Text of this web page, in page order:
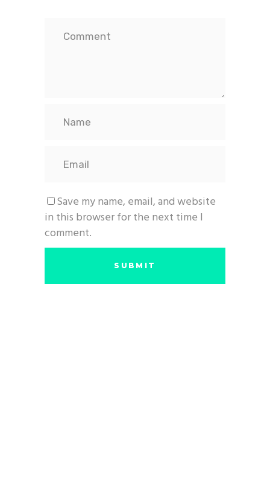
Save my name, email, and website
in this browser for the next time I
comment.